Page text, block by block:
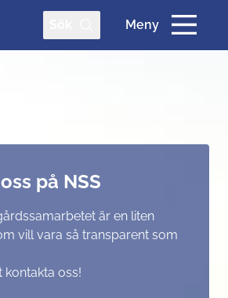
Meny
på NSS
är en liten
vill vara så transparent som
kontakta oss!